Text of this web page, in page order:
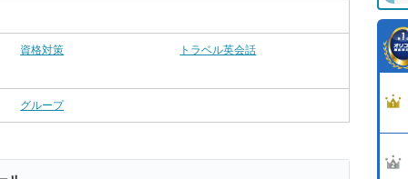
資格対策 トラベル英会話
グループ